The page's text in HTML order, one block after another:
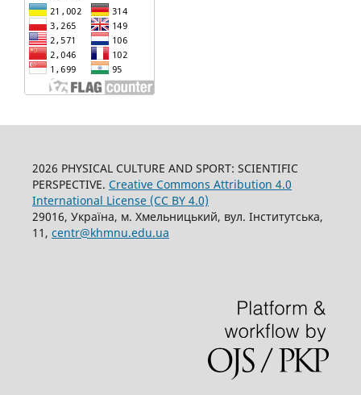
2026 PHYSICAL CULTURE AND SPORT: SCIENTIFIC
PERSPECTIVE. Creative Commons Attribution 4.0
International License (CC BY 4.0)
29016, Україна, м. Хмельницький, вул. Інститутська,
11, centr@khmnu.edu.ua